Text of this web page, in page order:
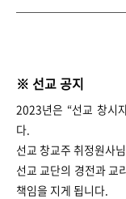
※ 선교 공지
2023년은 “선교 창시
다.
선교 창교주 취정원사
선교 교단의 경전과 교
책임을 지게 됩니다.